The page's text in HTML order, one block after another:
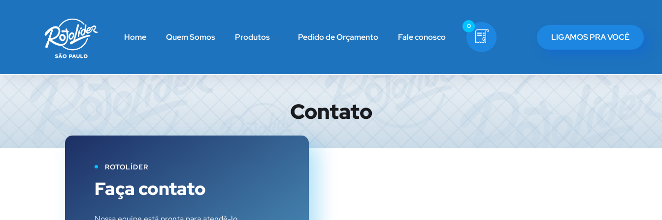
Home Quem Somos Produtos Pedido de Orçamento Fale conosco
0
LIGAMOS PRA VOCÊ
Contato
ROTOLÍDER
Faça contato